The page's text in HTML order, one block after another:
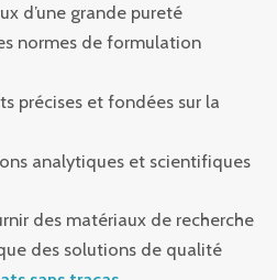
d’une grande pureté
normes de formulation
précises et fondées sur la
analytiques et scientifiques
des matériaux de recherche
des solutions de qualité